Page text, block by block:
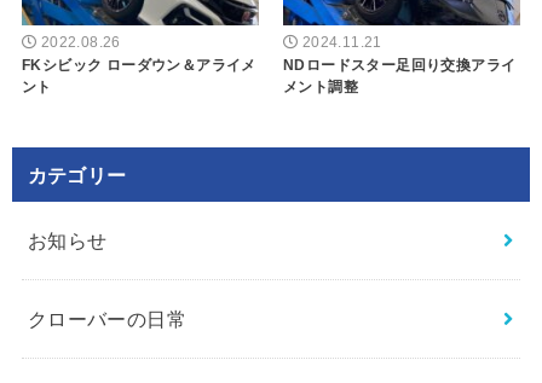
2022.08.26
FKシビック ローダウン＆アライメ
ント
2024.11.21
NDロードスター足回り交換アライ
メント調整
カテゴリー
お知らせ
クローバーの日常